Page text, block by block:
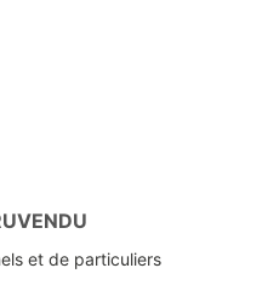
et de particuliers